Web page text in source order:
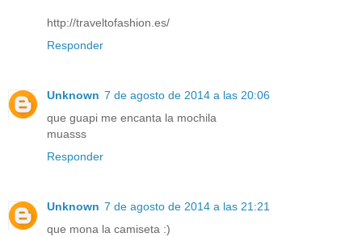
http://traveltofashion.es/
Responder
Unknown 7 de agosto de 2014 a las 20:06
que guapi me encanta la mochila
muasss
Responder
Unknown 7 de agosto de 2014 a las 21:21
que mona la camiseta :)